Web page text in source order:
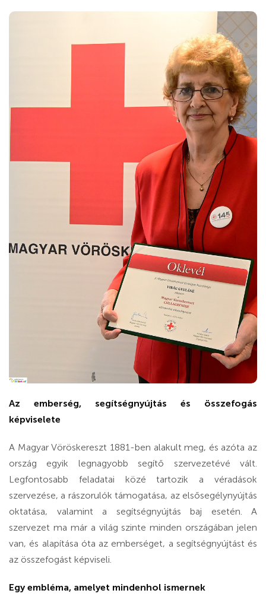
Az emberség, segítségnyújtás és összefogás
képviselete
A Magyar Vöröskereszt 1881-ben alakult meg, és azóta az
ország egyik legnagyobb segítő szervezetévé vált.
Legfontosabb feladatai közé tartozik a véradások
szervezése, a rászorulók támogatása, az elsősegélynyújtás
oktatása, valamint a segítségnyújtás baj esetén. A
szervezet ma már a világ szinte minden országában jelen
van, és alapítása óta az emberséget, a segítségnyújtást és
az összefogást képviseli.
Egy embléma, amelyet mindenhol ismernek